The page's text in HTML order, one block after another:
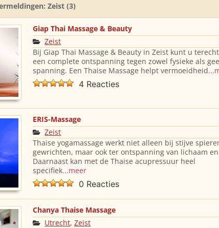
Zeist (3)
Giap Thai Massage & Beauty
Zeist
Bij Giap Thai Massage & Beauty in Zeist kunt u
een complete ontspanning tegen zowel fysieke als
spanning. Een Thaise Massage helpt vermoeidheid
4 Reacties
ERIS-Massage
Zeist
Thaise yogamassage werkt niet alleen bij stijve
gewrichten, maar ook ter ontspanning van lichaam
Daarnaast kan met de Thaise acupressuur heel
specifiek...meer
0 Reacties
Chanya Thaise Massage
Utrecht,Zeist